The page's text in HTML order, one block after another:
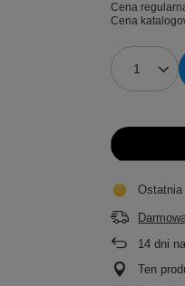
Cena
Cena
14dni
Ten